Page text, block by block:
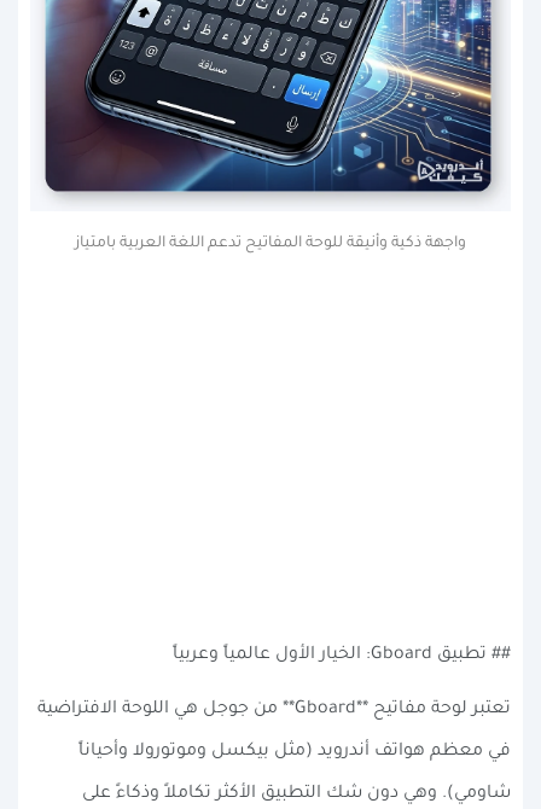
واجهة ذكية وأنيقة للوحة المفاتيح تدعم اللغة العربية بامتياز
## تطبيق Gboard: الخيار الأول عالمياً وعربياً
تعتبر لوحة مفاتيح **Gboard** من جوجل هي اللوحة الافتراضية
في معظم هواتف أندرويد (مثل بيكسل وموتورولا وأحياناً
شاومي). وهي دون شك التطبيق الأكثر تكاملاً وذكاءً على